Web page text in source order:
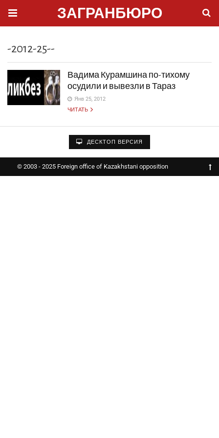
ЗАГРАНБЮРО
-2012-25--
Вадима Курамшина по-тихому
осудили и вывезли в Тараз
Янв 25, 2012
ЧИТАТЬ
ДЕСКТОП ВЕРСИЯ
© 2003 - 2025 Foreign office of Kazakhstani opposition